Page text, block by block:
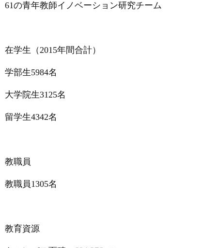
61の青年教師イノベーション研究チーム
在学生（2015年間合計）
学部生5984名
大学院生3125名
留学生4342名
教職員
教職員1305名
教育資源